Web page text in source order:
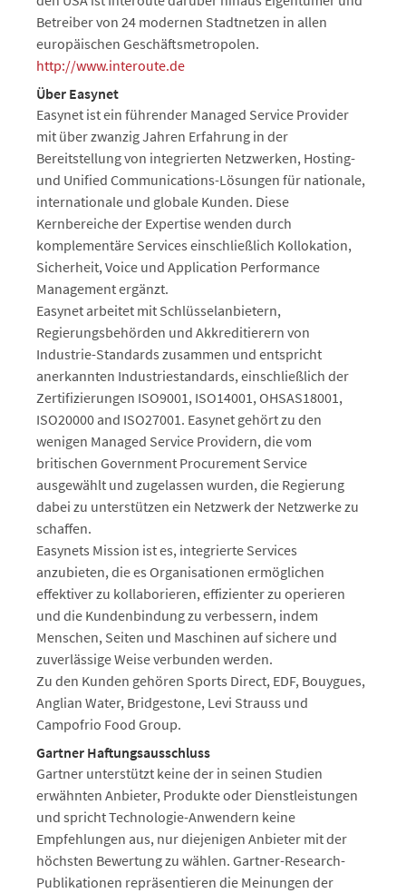
Betreiber von 24 modernen Stadtnetzen in allen
europäischen Geschäftsmetropolen.
http://www.interoute.de
Über Easynet
Easynet ist ein führender Managed Service Provider
mit über zwanzig Jahren Erfahrung in der
Bereitstellung von integrierten Netzwerken, Hosting-
und Unified Communications-Lösungen für nationale,
internationale und globale Kunden. Diese
Kernbereiche der Expertise wenden durch
komplementäre Services einschließlich Kollokation,
Sicherheit, Voice und Application Performance
Management ergänzt.
Easynet arbeitet mit Schlüsselanbietern,
Regierungsbehörden und Akkreditierern von
Industrie-Standards zusammen und entspricht
anerkannten Industriestandards, einschließlich der
Zertifizierungen ISO9001, ISO14001, OHSAS18001,
ISO20000 and ISO27001. Easynet gehört zu den
wenigen Managed Service Providern, die vom
britischen Government Procurement Service
ausgewählt und zugelassen wurden, die Regierung
dabei zu unterstützen ein Netzwerk der Netzwerke zu
schaffen.
Easynets Mission ist es, integrierte Services
anzubieten, die es Organisationen ermöglichen
effektiver zu kollaborieren, effizienter zu operieren
und die Kundenbindung zu verbessern, indem
Menschen, Seiten und Maschinen auf sichere und
zuverlässige Weise verbunden werden.
Zu den Kunden gehören Sports Direct, EDF, Bouygues,
Anglian Water, Bridgestone, Levi Strauss und
Campofrio Food Group.
Gartner Haftungsausschluss
Gartner unterstützt keine der in seinen Studien
erwähnten Anbieter, Produkte oder Dienstleistungen
und spricht Technologie-Anwendern keine
Empfehlungen aus, nur diejenigen Anbieter mit der
höchsten Bewertung zu wählen. Gartner-Research-
Publikationen repräsentieren die Meinungen der